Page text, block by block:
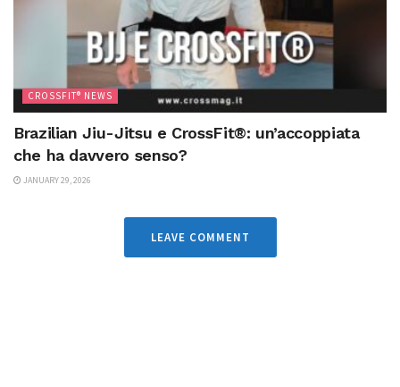
CROSSFIT® NEWS
Brazilian Jiu-Jitsu e CrossFit®: un’accoppiata
che ha davvero senso?
JANUARY 29, 2026
LEAVE COMMENT